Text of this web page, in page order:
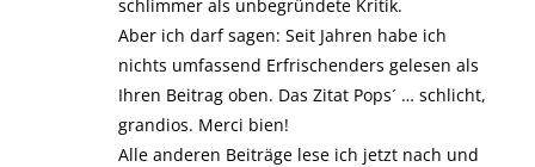
schlimmer als unbegründete Kritik.
Aber ich darf sagen: Seit Jahren habe ich
nichts umfassend Erfrischenders gelesen als
Ihren Beitrag oben. Das Zitat Pops´ … schlicht,
grandios. Merci bien!
Alle anderen Beiträge lese ich jetzt nach und